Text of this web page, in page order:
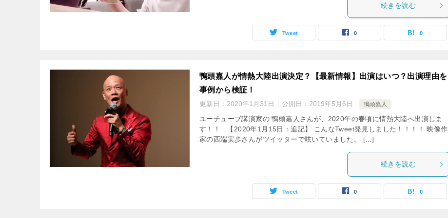
続きを読む
Tweet 0 0
鴨頭嘉人が情熱大陸出演決定？【最新情報】出演はいつ？出演理由を
事例から検証！
更新日： 2020年1月31日 公開日： 2019年5月6日 鴨頭嘉人
ユーチューブ講演家の 鴨頭嘉人さんが、2020年の春頃に情熱大陸へ出演しま
す！！ 【2020年1月15日：追記】 こんなTweet発見しました！！！！ 映像作
家の西端実歩さんがツイッターで呟いていました。 […]
続きを読む
Tweet 0 0